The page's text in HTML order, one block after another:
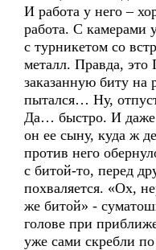
И работа у него –
работа. С камерами
с турникетом со
металл. Правда, это
заказанную биту на
пытался… Ну,
Да… быстро. И даже
он ее сыну, куда ж
против него
с битой-то, перед
похваляется. «Ох,
же битой» -
голове при
уже сами скребли